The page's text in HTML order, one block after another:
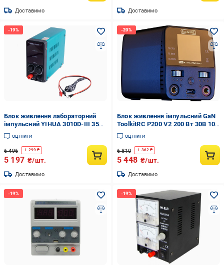
Доставимо Доставимо
Блок живлення лабораторний
імпульсний YIHUA 3010D-III 350
Вт/30 В/10А Бірюзовий (168-31-
3010D-III)
оцінити
6 496 -1 299 ₴
5 197 ₴/шт.
Доставимо
Блок живлення імпульсний GaN
ToolkitRC P200 V2 200 Вт 30В 10А
Синій (168-31-206-358)
оцінити
6 810 -1 362 ₴
5 448 ₴/шт.
Доставимо